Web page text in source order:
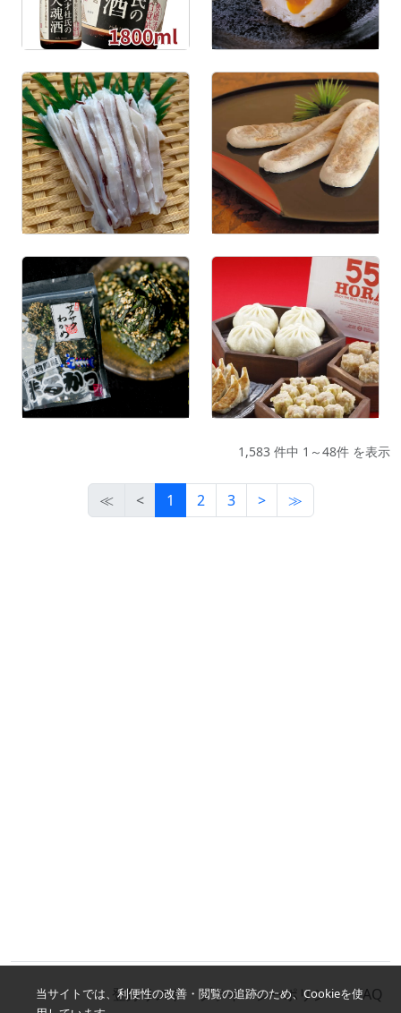
1,583 件中 1～48件 を表示
≪ < 1 2 3 > ≫
当サイトでは、利便性の改善・閲覧の追跡のため、Cookieを使
登録リスト プライバシーポリシー FAQ